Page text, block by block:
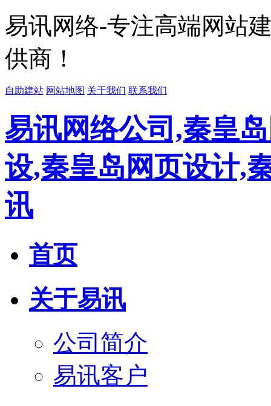
易讯网络-专注高端网站
供商！
自助建站 网站地图 关于我们 联系我们
易讯网络公司,秦皇
设,秦皇岛网页设计,
讯
首页
关于易讯
公司简介
易讯客户